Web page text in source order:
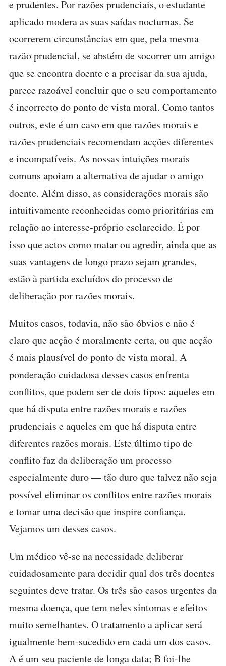
e prudentes. Por razões prudenciais, o estudante
aplicado modera as suas saídas nocturnas. Se
ocorrerem circunstâncias em que, pela mesma
razão prudencial, se abstém de socorrer um amigo
que se encontra doente e a precisar da sua ajuda,
parece razoável concluir que o seu comportamento
é incorrecto do ponto de vista moral. Como tantos
outros, este é um caso em que razões morais e
razões prudenciais recomendam acções diferentes
e incompatíveis. As nossas intuições morais
comuns apoiam a alternativa de ajudar o amigo
doente. Além disso, as considerações morais são
intuitivamente reconhecidas como prioritárias em
relação ao interesse-próprio esclarecido. É por
isso que actos como matar ou agredir, ainda que as
suas vantagens de longo prazo sejam grandes,
estão à partida excluídos do processo de
deliberação por razões morais.
Muitos casos, todavia, não são óbvios e não é
claro que acção é moralmente certa, ou que acção
é mais plausível do ponto de vista moral. A
ponderação cuidadosa desses casos enfrenta
conflitos, que podem ser de dois tipos: aqueles em
que há disputa entre razões morais e razões
prudenciais e aqueles em que há disputa entre
diferentes razões morais. Este último tipo de
conflito faz da deliberação um processo
especialmente duro — tão duro que talvez não seja
possível eliminar os conflitos entre razões morais
e tomar uma decisão que inspire confiança.
Vejamos um desses casos.
Um médico vê-se na necessidade deliberar
cuidadosamente para decidir qual dos três doentes
seguintes deve tratar. Os três são casos urgentes da
mesma doença, que tem neles sintomas e efeitos
muito semelhantes. O tratamento a aplicar será
igualmente bem-sucedido em cada um dos casos.
A é um seu paciente de longa data; B foi-lhe